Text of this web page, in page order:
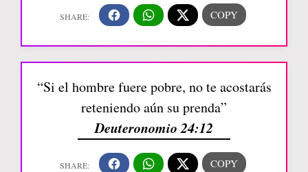
“Si el hombre fuere pobre, no te acostarás
reteniendo aún su prenda”
Deuteronomio 24:12